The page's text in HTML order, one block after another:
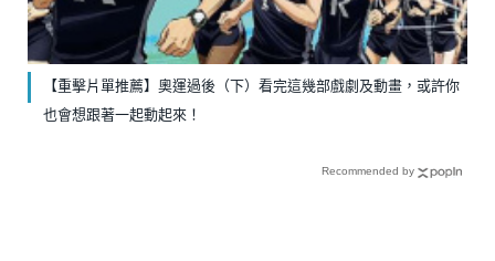
【重擊片單推薦】奧運過後（下）看完這幾部戲劇及動畫，或許你
也會想跟著一起動起來！
Recommended by